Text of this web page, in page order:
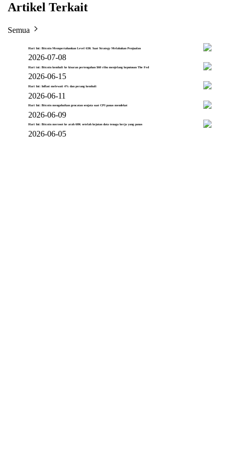
Artikel Terkait
Semua
Hari Ini: Bitcoin Mempertahankan Level 63K Saat Strategy Melakukan Penjualan
2026-07-08
Hari ini: Bitcoin kembali ke kisaran pertengahan $60 ribu menjelang keputusan The Fed
2026-06-15
Hari Ini: Inflasi melewati 4% dan perang kembali
2026-06-11
Hari Ini: Bitcoin mengabaikan gencatan senjata saat CPI panas mendekat
2026-06-09
Hari Ini: Bitcoin merosot ke arah 60K setelah kejutan data tenaga kerja yang panas
2026-06-05